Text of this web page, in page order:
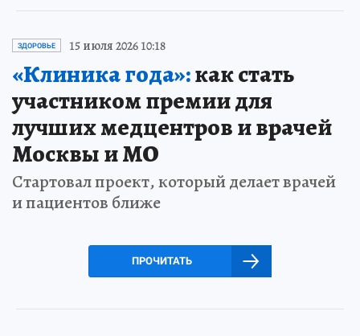
ЗДОРОВЬЕ 15 июля 2026 10:18
«Клиника года»:как стать
участником премии для
лучших медцентров и врачей
Москвы и МО
Стартовал проект, который делает врачей
и пациентов ближе
ПРОЧИТАТЬ